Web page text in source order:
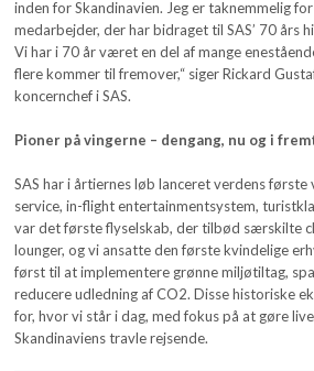
inden for Skandinavien. Jeg er taknemmelig
medarbejder, der har bidraget til SAS’ 70 års
Vi har i 70 år været en del af mange
flere kommer til fremover,“ siger Rickard
koncernchef i SAS.
Pioner på vingerne – dengang, nu og i
SAS har i årtiernes løb lanceret verdens
service, in-flight entertainmentsystem,
var det første flyselskab, der tilbød særskilte
lounger, og vi ansatte den første kvindelige
først til at implementere grønne miljøtiltag,
reducere udledning af CO2. Disse historiske
for, hvor vi står i dag, med fokus på at gøre
Skandinaviens travle rejsende.